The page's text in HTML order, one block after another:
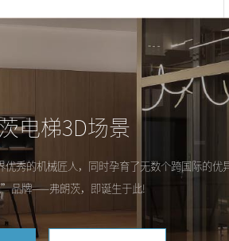
电梯3D场景
秀的机械匠人，同时孕育了无数个跨国际的优
品牌——弗朗茨，即诞生于此!